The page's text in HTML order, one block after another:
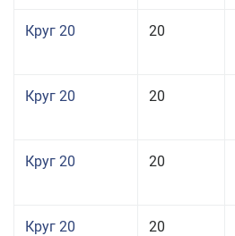
Круг 20 20
Круг 20 20
Круг 20 20
Круг 20 20